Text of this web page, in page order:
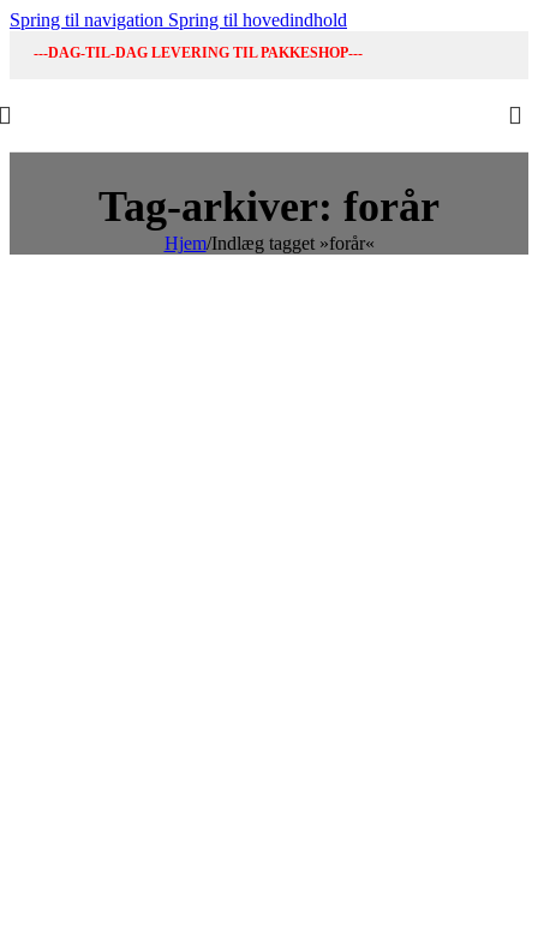
Spring til navigation Spring til hovedindhold
---DAG-TIL-DAG LEVERING TIL PAKKESHOP---
Tag-arkiver: forår
Hjem/Indlæg tagget »forår«